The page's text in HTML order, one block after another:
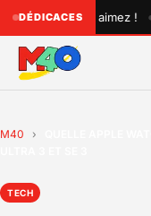
DÉDICACES
que vous aimez ! •
M40 ›
TECH